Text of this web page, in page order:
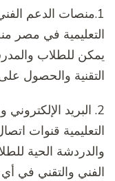
1.منصات الدعم
التعليمية في مصر
يمكن للطلاب
التقنية والحصول
2. البريد
التعليمية قنوات
والدردشة الحية
الفني والتقني في